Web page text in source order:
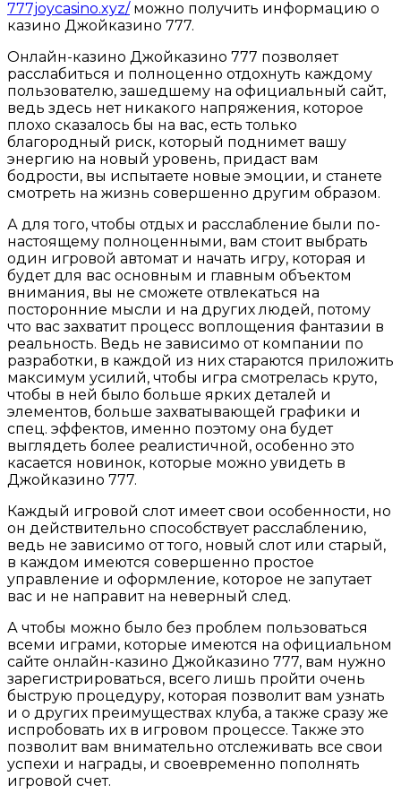
777joycasino.xyz/можно получить информацию о
казино Джойказино 777.
Онлайн-казино Джойказино 777 позволяет
расслабиться и полноценно отдохнуть каждому
пользователю, зашедшему на официальный сайт,
ведь здесь нет никакого напряжения, которое
плохо сказалось бы на вас, есть только
благородный риск, который поднимет вашу
энергию на новый уровень, придаст вам
бодрости, вы испытаете новые эмоции, и станете
смотреть на жизнь совершенно другим образом.
А для того, чтобы отдых и расслабление были по-
настоящему полноценными, вам стоит выбрать
один игровой автомат и начать игру, которая и
будет для вас основным и главным объектом
внимания, вы не сможете отвлекаться на
посторонние мысли и на других людей, потому
что вас захватит процесс воплощения фантазии в
реальность. Ведь не зависимо от компании по
разработки, в каждой из них стараются приложить
максимум усилий, чтобы игра смотрелась круто,
чтобы в ней было больше ярких деталей и
элементов, больше захватывающей графики и
спец. эффектов, именно поэтому она будет
выглядеть более реалистичной, особенно это
касается новинок, которые можно увидеть в
Джойказино 777.
Каждый игровой слот имеет свои особенности, но
он действительно способствует расслаблению,
ведь не зависимо от того, новый слот или старый,
в каждом имеются совершенно простое
управление и оформление, которое не запутает
вас и не направит на неверный след.
А чтобы можно было без проблем пользоваться
всеми играми, которые имеются на официальном
сайте онлайн-казино Джойказино 777, вам нужно
зарегистрироваться, всего лишь пройти очень
быструю процедуру, которая позволит вам узнать
и о других преимуществах клуба, а также сразу же
испробовать их в игровом процессе. Также это
позволит вам внимательно отслеживать все свои
успехи и награды, и своевременно пополнять
игровой счет.